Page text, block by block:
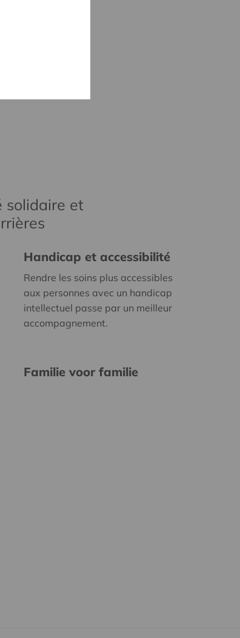
solidaire et
Handicap et accessibilité
Rendre les soins plus accessibles
aux personnes avec un handicap
intellectuel passe par un meilleur
accompagnement.
Familie voor familie